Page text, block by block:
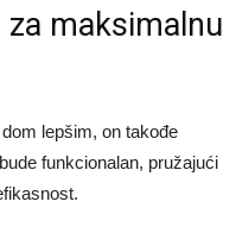
maksimalnu
lepšim, on takođe
funkcionalan, pružajući